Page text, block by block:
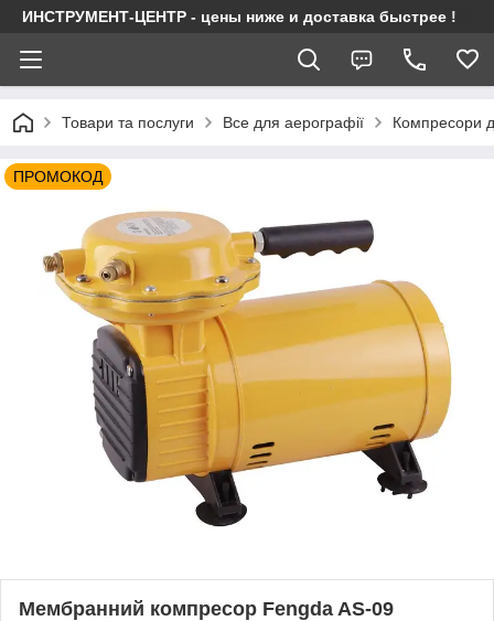
ИНСТРУМЕНТ-ЦЕНТР - цены ниже и доставка быстрее !
Товари та послуги Все для аерографії Компресори
ПРОМОКОД
Мембранний компресор Fengda AS-09